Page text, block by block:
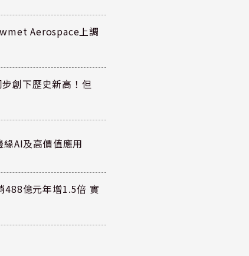
Aerospace上調
創下歷史新高！但
AI及高價值應用
488億元年增1.5倍 實